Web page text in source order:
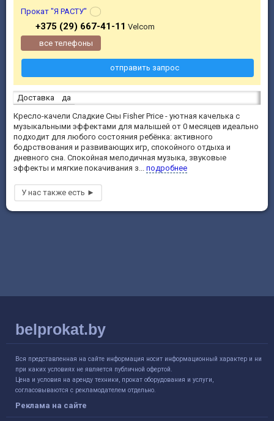
Доставка
да
Кресло-качели Сладкие Сны Fisher Price - уютная качелька с
музыкальными эффектами для малышей от 0 месяцев идеально
подходит для любого состояния ребёнка: активного
бодрствования и развивающих игр, спокойного отдыха и
дневного сна. Спокойная мелодичная музыка, звуковые
эффекты и мягкие покачивания з... подробнее
Прокат "Я РАСТУ"
+375 (29) 667-41-11 Velcom
все телефоны
отправить запрос
belprokat.by
Вся представленная на сайте информация носит информационный характер и ни
при каких условиях не является публичной офертой.
Цена и условия на аренду техники, прокат оборудования и услуги,
согласовываются с рекламодателем отдельно.
Реклама на сайте